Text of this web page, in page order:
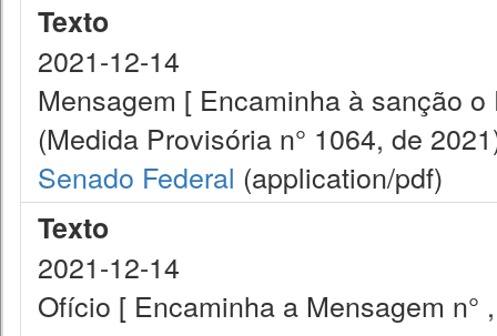
Texto
2021-12-14
Mensagem [ Encaminha à sanção
(Medida Provisória n° 1064, de
Senado Federal (application/pdf)
Texto
2021-12-14
Ofício [ Encaminha a Mensagem